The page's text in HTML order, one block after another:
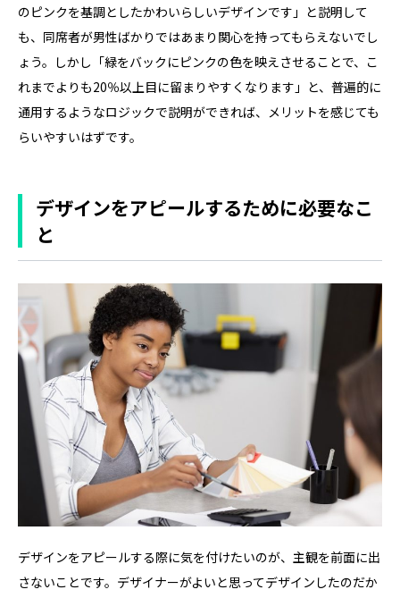
のピンクを基調としたかわいらしいデザインです」と説明して
も、同席者が男性ばかりではあまり関心を持ってもらえないでし
ょう。しかし「緑をバックにピンクの色を映えさせることで、こ
れまでよりも20％以上目に留まりやすくなります」と、普遍的に
通用するようなロジックで説明ができれば、メリットを感じても
らいやすいはずです。
デザインをアピールするために必要なこ
と
デザインをアピールする際に気を付けたいのが、主観を前面に出
さないことです。デザイナーがよいと思ってデザインしたのだか